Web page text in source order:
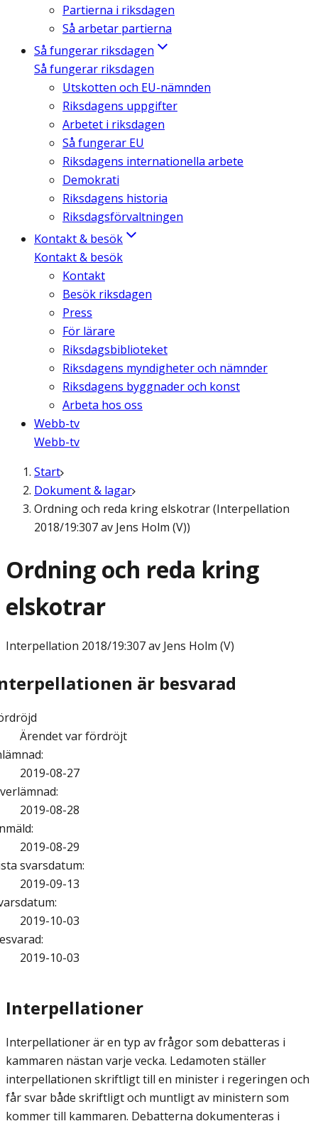
Partierna i riksdagen
Så arbetar partierna
Så fungerar riksdagen
Så fungerar riksdagen
Utskotten och EU-nämnden
Riksdagens uppgifter
Arbetet i riksdagen
Så fungerar EU
Riksdagens internationella arbete
Demokrati
Riksdagens historia
Riksdagsförvaltningen
Kontakt & besök
Kontakt & besök
Kontakt
Besök riksdagen
Press
För lärare
Riksdagsbiblioteket
Riksdagens myndigheter och nämnder
Riksdagens byggnader och konst
Arbeta hos oss
Webb-tv
Webb-tv
Start
Dokument & lagar
Ordning och reda kring elskotrar (Interpellation
2018/19:307 av Jens Holm (V))
Ordning och reda kring
elskotrar
Interpellation 2018/19:307 av Jens Holm (V)
är besvarad
Ärendet var fördröjt
:
2019-08-27
:
2019-08-28
:
2019-08-29
svarsdatum:
2019-09-13
:
2019-10-03
:
2019-10-03
Interpellationer
Interpellationer är en typ av frågor som debatteras i
kammaren nästan varje vecka. Ledamoten ställer
interpellationen skriftligt till en minister i regeringen och
får svar både skriftligt och muntligt av ministern som
kommer till kammaren. Debatterna dokumenteras i